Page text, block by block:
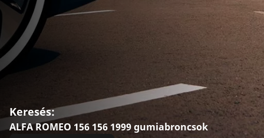
Keresés:
ALFA ROMEO 156 156 1999 gumiabroncsok